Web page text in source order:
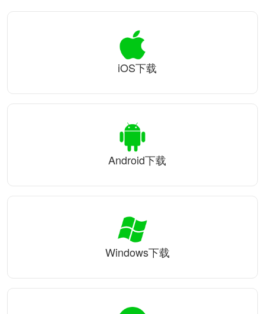
iOS下载
Android下载
Windows下载